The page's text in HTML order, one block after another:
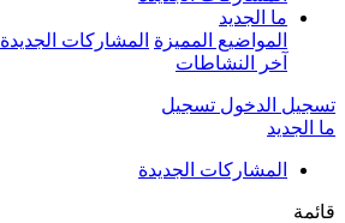
ما الجديد
المواضيع المميزة المشاركات الجديدة
آخر النشاطات
تسجيل الدخول تسجيل
ما الجديد
المشاركات الجديدة
قائمة